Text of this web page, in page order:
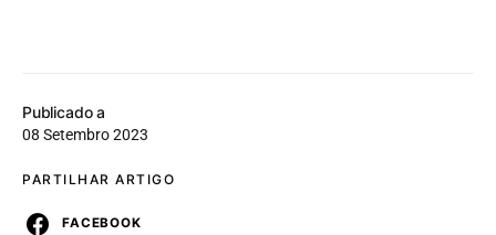
Publicado a
08 Setembro 2023
PARTILHAR ARTIGO
FACEBOOK